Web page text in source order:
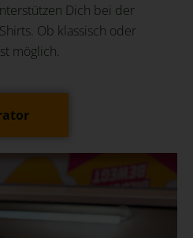
Dich bei der
Ob klassisch oder
möglich.